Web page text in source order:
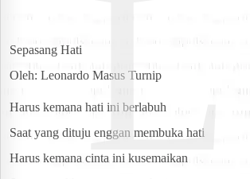
Sepasang Hati
Oleh: Leonardo Masus Turnip
Harus kemana hati ini berlabuh
Saat yang dituju enggan membuka hati
Harus kemana cinta ini kusemaikan